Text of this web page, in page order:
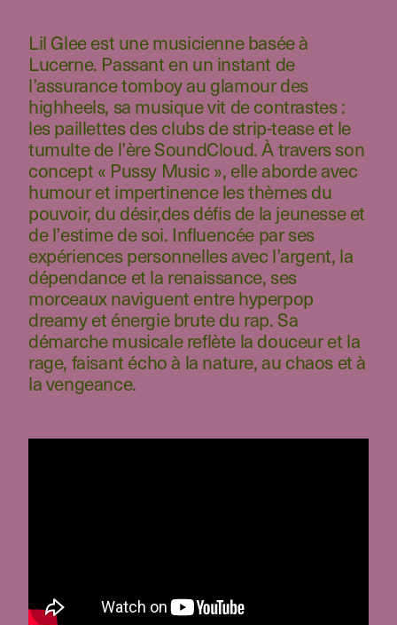
Lil Glee est une musicienne basée à
Lucerne. Passant en un instant de
l’assurance tomboy au glamour des
highheels, sa musique vit de contrastes :
les paillettes des clubs de strip-tease et le
tumulte de l’ère SoundCloud. À travers son
concept « Pussy Music », elle aborde avec
humour et impertinence les thèmes du
pouvoir, du désir,des défis de la jeunesse et
de l’estime de soi. Influencée par ses
expériences personnelles avec l’argent, la
dépendance et la renaissance, ses
morceaux naviguent entre hyperpop
dreamy et énergie brute du rap. Sa
démarche musicale reflète la douceur et la
rage, faisant écho à la nature, au chaos et à
la vengeance.